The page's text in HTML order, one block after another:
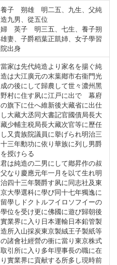
養子 朔雄 明二五、九生、父純
造九男、從五位
婦 英子 明三五、七生、養子朔
雄妻、子爵稻葉正凱姉、女子學習
院出身
當家は先代純造より家名を揚ぐ純
造は大江廣元の末葉鄕市右衞門光
成の後にして歸農して世々濃州黑
野村に住す夙に江戸に出でゝ幕府
の旗下に仕へ維新後大藏省に出仕
し大藏大丞同大書記官國債局長大
藏少輔主税局長大藏次官等に歷任
し又貴族院議員に擧げられ明治三
十三年勳功に依り華族に列し男爵
を授けらる
君は純造の二男にして鄕昇作の叔
父なり慶應元年一月を以て生れ明
治四十三年襲爵す夙に同志社及東
京大學選科に學び同十七年獨逸に
留學しドクトルフイロソフイーの
學位を受け更に佛國に遊び歸朝後
實業界に入り日本運輸日本鉛管製
造所入山採炭東京製絨王子製紙等
の諸會社經營の衝に當り東京株式
取引所に入り多年理事長の職に在
り實業界に貢献する所多し現時前